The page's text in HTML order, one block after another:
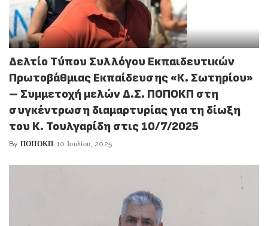
Δελτίο Τύπου Συλλόγου Εκπαιδευτικών
Πρωτοβάθμιας Εκπαίδευσης «Κ. Σωτηρίου»
– Συμμετοχή μελών Δ.Σ. ΠΟΠΟΚΠ στη
συγκέντρωση διαμαρτυρίας για τη δίωξη
του Κ. Τουλγαρίδη στις 10/7/2025
Posted
By ΠΟΠΟΚΠ 10 Ιουλίου, 2025